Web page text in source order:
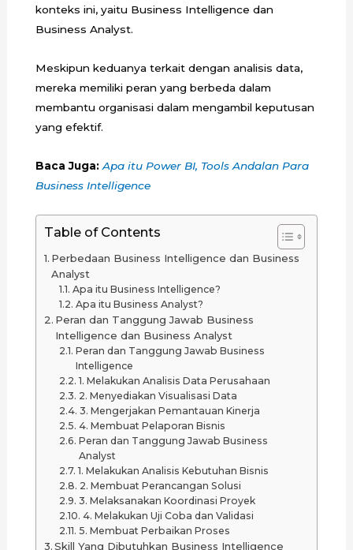
konteks ini, yaitu Business Intelligence dan
Business Analyst.
Meskipun keduanya terkait dengan analisis data,
mereka memiliki peran yang berbeda dalam
membantu organisasi dalam mengambil keputusan
yang efektif.
Baca Juga: Apa itu Power BI, Tools Andalan Para
Business Intelligence
Table of Contents
Perbedaan Business Intelligence dan Business
Analyst
Apa itu Business Intelligence?
Apa itu Business Analyst?
Peran dan Tanggung Jawab Business
Intelligence dan Business Analyst
Peran dan Tanggung Jawab Business
Intelligence
1. Melakukan Analisis Data Perusahaan
2. Menyediakan Visualisasi Data
3. Mengerjakan Pemantauan Kinerja
4. Membuat Pelaporan Bisnis
Peran dan Tanggung Jawab Business
Analyst
1. Melakukan Analisis Kebutuhan Bisnis
2. Membuat Perancangan Solusi
3. Melaksanakan Koordinasi Proyek
4. Melakukan Uji Coba dan Validasi
5. Membuat Perbaikan Proses
Skill Yang Dibutuhkan Business Intelligence